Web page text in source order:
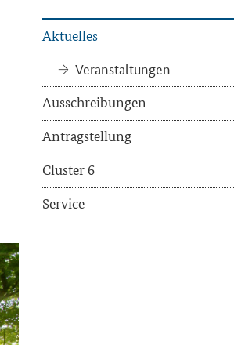
Ak­tu­el­les
Ver­an­stal­tun­gen
Aus­schrei­bun­gen
An­trag­stel­lung
Clus­ter 6
Ser­vice